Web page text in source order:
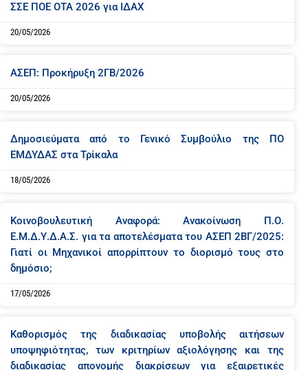
ΣΣΕ ΠΟΕ ΟΤΑ 2026 για ΙΔΑΧ
20/05/2026
ΑΣΕΠ: Προκήρυξη 2ΓΒ/2026
20/05/2026
Δημοσιεύματα από το Γενικό Συμβούλιο της ΠΟ
ΕΜΔΥΔΑΣ στα Τρίκαλα
18/05/2026
Κοινοβουλευτική Αναφορά: Ανακοίνωση Π.Ο.
Ε.Μ.Δ.Υ.Δ.Α.Σ. για τα αποτελέσματα του ΑΣΕΠ 2ΒΓ/2025:
Γιατί οι Μηχανικοί απορρίπτουν το διορισμό τους στο
δημόσιο;
17/05/2026
Καθορισμός της διαδικασίας υποβολής αιτήσεων
υποψηφιότητας, των κριτηρίων αξιολόγησης και της
διαδικασίας απονομής διακρίσεων για εξαιρετικές
a
a